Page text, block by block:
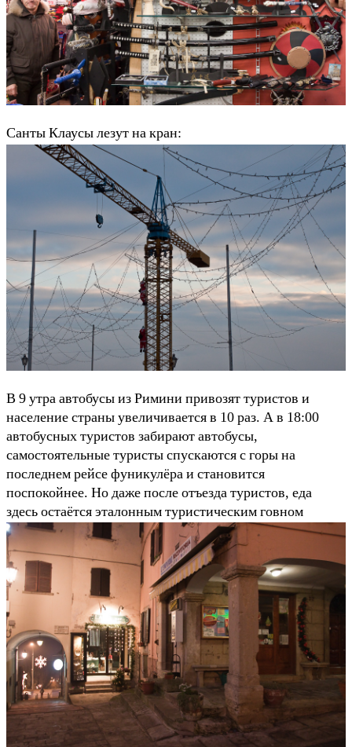
Санты Клаусы лезут на кран:
В 9 утра автобусы из Римини привозят туристов и
население страны увеличивается в 10 раз. А в 18:00
автобусных туристов забирают автобусы,
самостоятельные туристы спускаются с горы на
последнем рейсе фуникулёра и становится
поспокойнее. Но даже после отъезда туристов, еда
здесь остаётся эталонным туристическим говном